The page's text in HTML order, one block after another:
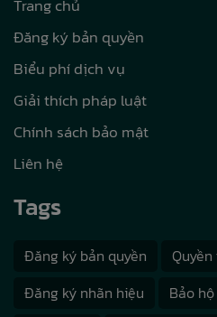
Trang chủ
Đăng ký bản quyền
Biểu phí dịch vụ
Giải thích pháp luật
Chính sách bảo mật
Liên hệ
Tags
Đăng ký bản quyền
Đăng ký nhãn hiệu
Bảo